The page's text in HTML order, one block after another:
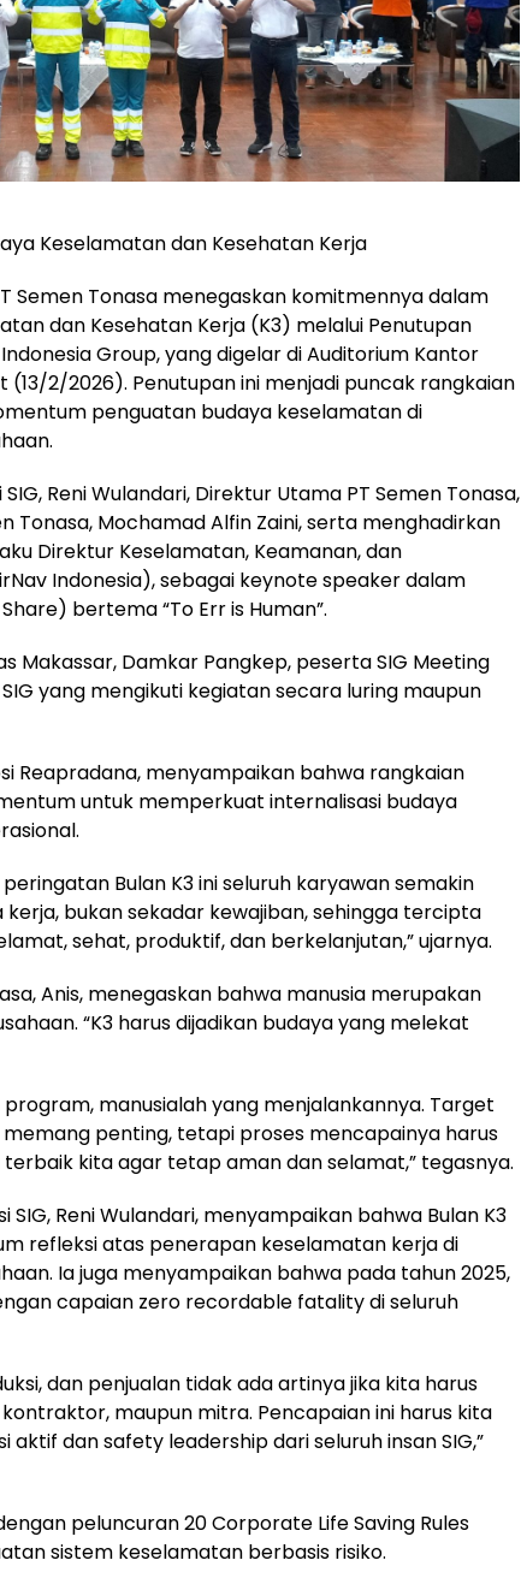
Keselamatan dan Kesehatan Kerja
Semen Tonasa menegaskan komitmennya dalam
dan Kesehatan Kerja (K3) melalui Penutupan
Group, yang digelar di Auditorium Kantor
(13/2/2026). Penutupan ini menjadi puncak rangkaian
penguatan budaya keselamatan di
Reni Wulandari, Direktur Utama PT Semen Tonasa,
Tonasa, Mochamad Alfin Zaini, serta menghadirkan
Direktur Keselamatan, Keamanan, dan
Indonesia), sebagai keynote speaker dalam
bertema “To Err is Human”.
Makassar, Damkar Pangkep, peserta SIG Meeting
yang mengikuti kegiatan secara luring maupun
Reapradana, menyampaikan bahwa rangkaian
untuk memperkuat internalisasi budaya
Bulan K3 ini seluruh karyawan semakin
kerja, bukan sekadar kewajiban, sehingga tercipta
sehat, produktif, dan berkelanjutan,” ujarnya.
Anis, menegaskan bahwa manusia merupakan
“K3 harus dijadikan budaya yang melekat
manusialah yang menjalankannya. Target
penting, tetapi proses mencapainya harus
kita agar tetap aman dan selamat,” tegasnya.
Reni Wulandari, menyampaikan bahwa Bulan K3
refleksi atas penerapan keselamatan kerja di
Ia juga menyampaikan bahwa pada tahun 2025,
capaian zero recordable fatality di seluruh
dan penjualan tidak ada artinya jika kita harus
maupun mitra. Pencapaian ini harus kita
dan safety leadership dari seluruh insan SIG,”
peluncuran 20 Corporate Life Saving Rules
sistem keselamatan berbasis risiko.